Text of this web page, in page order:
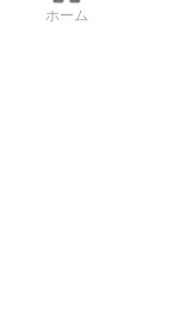
ホーム